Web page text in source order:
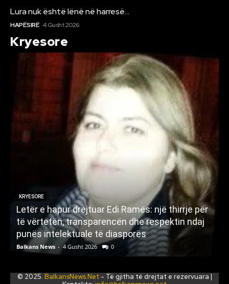
Lura nuk është lënë në harresë…
HAPËSIRË 4 Gusht 2026
Kryesore
KRYESORE
Letër e hapur drejtuar Edi Ramës: një thirrje për
të vërtetën, transparencën dhe respektin ndaj
punës intelektuale të diasporës
Balkans News - 4 Gusht 2026 0
© 2025. BalkansNews.Net - Të gjitha të drejtat e rezervuara |